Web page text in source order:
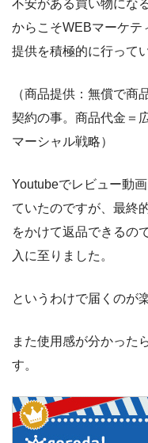
不安がある買い物にな
からこそWEBマーケテ
提供を積極的に行って
（商品提供：無償で商
契約の事。商品代金＝
マーシャル戦略）
Youtubeでレビュー動
ていたのですが、最終
をかけて返品できるの
入に至りました。
というわけで届くのが
また使用感が分かった
す。